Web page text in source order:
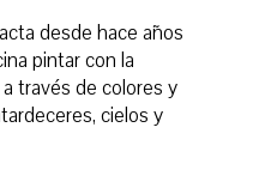
desde hace años
pintar con la
través de colores y
cielos y